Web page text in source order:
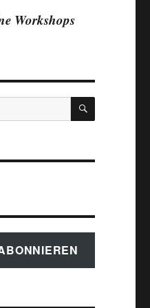
Workshops
SUCHEN